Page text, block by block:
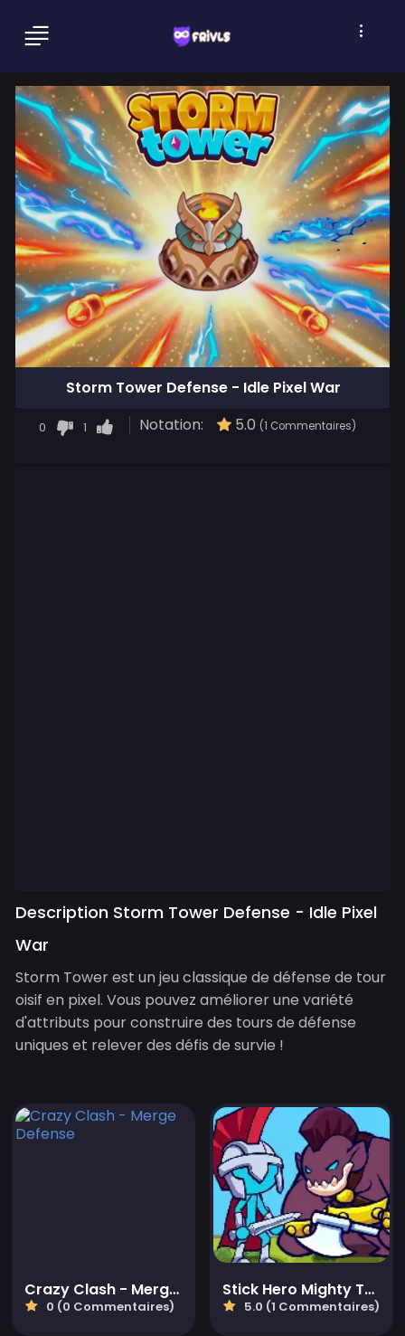
Storm Tower Defense - Idle Pixel War
0 1 Notation: 5.0 (1 Commentaires)
Description Storm Tower Defense - Idle Pixel
War
Storm Tower est un jeu classique de défense de tour
oisif en pixel. Vous pouvez améliorer une variété
d'attributs pour construire des tours de défense
uniques et relever des défis de survie !
Crazy Clash - Merge Defense
0 (0 Commentaires)
Stick Hero Mighty Tower Wars
5.0 (1 Commentaires)